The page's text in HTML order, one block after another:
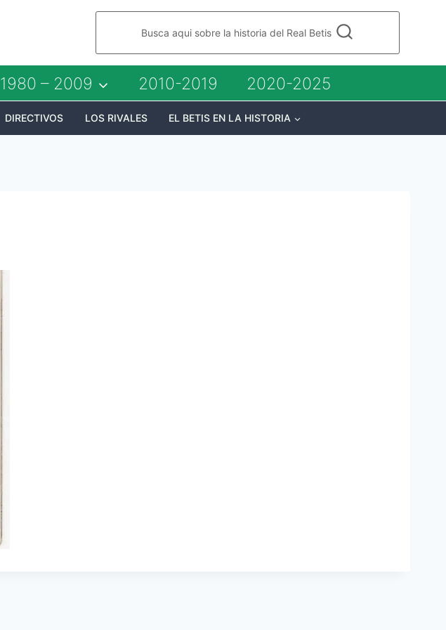
Busca aqui sobre la historia del Real Betis
1980 – 2009 2010-2019 2020-2025
DIRECTIVOS LOS RIVALES EL BETIS EN LA HISTORIA